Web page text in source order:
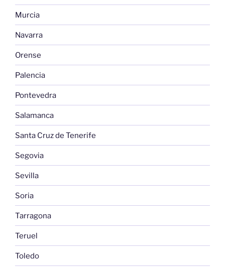
Murcia
Navarra
Orense
Palencia
Pontevedra
Salamanca
Santa Cruz de Tenerife
Segovia
Sevilla
Soria
Tarragona
Teruel
Toledo